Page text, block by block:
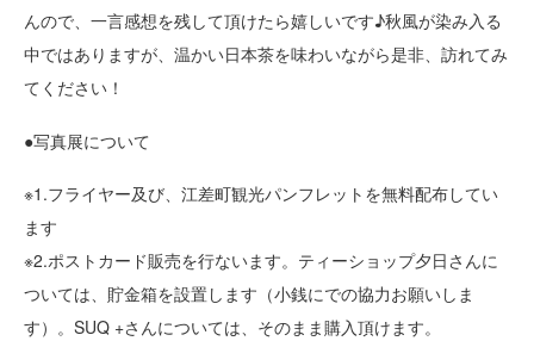
んので、一言感想を残して頂けたら嬉しいです♪秋風が染み入る
中ではありますが、温かい日本茶を味わいながら是非、訪れてみ
てください！
●写真展について
※1.フライヤー及び、江差町観光パンフレットを無料配布してい
ます
※2.ポストカード販売を行ないます。ティーショップ夕日さんに
ついては、貯金箱を設置します（小銭にでの協力お願いしま
す）。SUQ +さんについては、そのまま購入頂けます。